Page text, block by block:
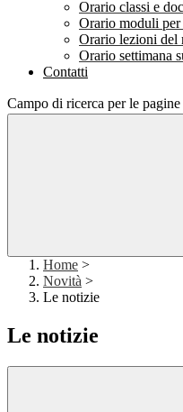
Orario classi e
Orario moduli per
Orario lezioni del
Orario settimana
Contatti
Campo di ricerca per le
Home >
Novità >
Le notizie
Le notizie